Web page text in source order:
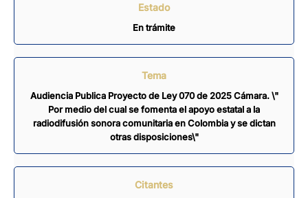
Estado
En trámite
Tema
Audiencia Publica Proyecto de Ley 070 de 2025 Cámara. \"
Por medio del cual se fomenta el apoyo estatal a la
radiodifusión sonora comunitaria en Colombia y se dictan
otras disposiciones\"
Citantes